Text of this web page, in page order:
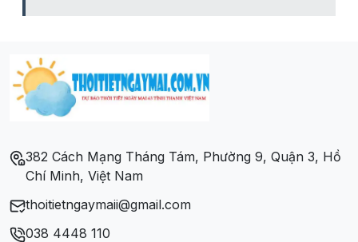
Thành phố Pleiku
Thị xã Ayun Pa
382 Cách Mạng Tháng Tám, Phường 9, Quận 3, Hồ
Chí Minh, Việt Nam
thoitietngaymaii@gmail.com
038 4448 110